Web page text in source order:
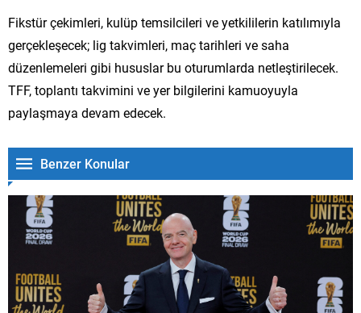
Fikstür çekimleri, kulüp temsilcileri ve yetkililerin katılımıyla
gerçekleşecek; lig takvimleri, maç tarihleri ve saha
düzenlemeleri gibi hususlar bu oturumlarda netleştirilecek.
TFF, toplantı takvimini ve yer bilgilerini kamuoyuyla
paylaşmaya devam edecek.
Benzer Konular